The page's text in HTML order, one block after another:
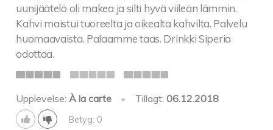
uunijäätelö oli makea ja silti hyvä viileän lämmin.
Kahvi maistui tuoreelta ja oikealta kahvilta. Palvelu
huomaavaista. Palaamme taas. Drinkki Siperia
odottaa.
Upplevelse:À la carte • Tillagt: 06.12.2018
Betyg: 0